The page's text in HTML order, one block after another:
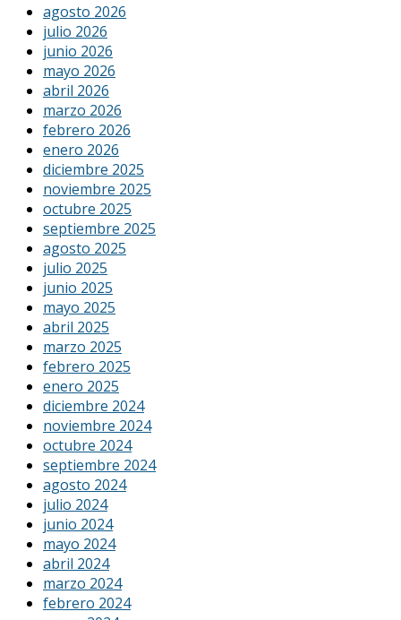
agosto 2026
julio 2026
junio 2026
mayo 2026
abril 2026
marzo 2026
febrero 2026
enero 2026
diciembre 2025
noviembre 2025
octubre 2025
septiembre 2025
agosto 2025
julio 2025
junio 2025
mayo 2025
abril 2025
marzo 2025
febrero 2025
enero 2025
diciembre 2024
noviembre 2024
octubre 2024
septiembre 2024
agosto 2024
julio 2024
junio 2024
mayo 2024
abril 2024
marzo 2024
febrero 2024